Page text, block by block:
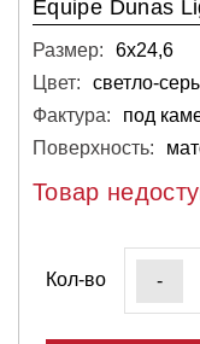
Equipe Dunas
Размер:
6х24,6
Цвет:
светло-
Фактура:
под
Поверхность:
Товар
Кол-во -